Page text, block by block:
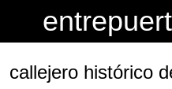
callejero histórico